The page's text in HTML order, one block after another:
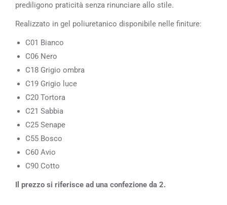
prediligono praticità senza rinunciare allo stile.
Realizzato in gel poliuretanico disponibile nelle finiture:
C01 Bianco
C06 Nero
C18 Grigio ombra
C19 Grigio luce
C20 Tortora
C21 Sabbia
C25 Senape
C55 Bosco
C60 Avio
C90 Cotto
Il prezzo si riferisce ad una confezione da 2.‎